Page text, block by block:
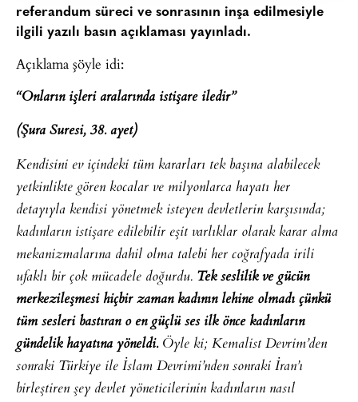
referandum süreci ve sonrasının inşa edilmesiyle
ilgili yazılı basın açıklaması yayınladı.
Açıklama şöyle idi:
“Onların işleri aralarında istişare iledir”
(Şura Suresi, 38. ayet)
Kendisini ev içindeki tüm kararları tek başına alabilecek
yetkinlikte gören kocalar ve milyonlarca hayatı her
detayıyla kendisi yönetmek isteyen devletlerin karşısında;
kadınların istişare edilebilir eşit varlıklar olarak karar alma
mekanizmalarına dahil olma talebi her coğrafyada irili
ufaklı bir çok mücadele doğurdu. Tek seslilik ve gücün
merkezileşmesi hiçbir zaman kadının lehine olmadı çünkü
tüm sesleri bastıran o en güçlü ses ilk önce kadınların
gündelik hayatına yöneldi.Öyle ki; Kemalist Devrim’den
sonraki Türkiye ile İslam Devrimi’nden sonraki İran’ı
birleştiren şey devlet yöneticilerinin kadınların nasıl